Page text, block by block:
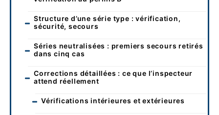
Structure d’une série type : vérification,
sécurité, secours
Séries neutralisées : premiers secours retirés
dans cinq cas
Corrections détaillées : ce que l’inspecteur
attend réellement
Vérifications intérieures et extérieures